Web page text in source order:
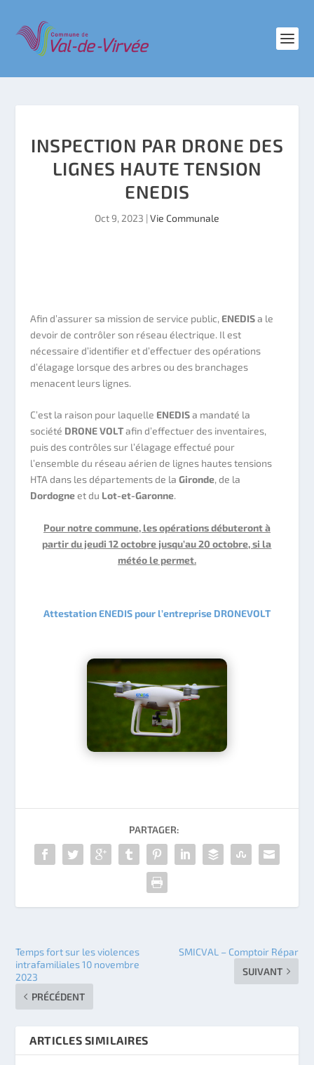
INSPECTION PAR DRONE DES
LIGNES HAUTE TENSION
ENEDIS
Oct 9, 2023 | Vie Communale
Afin d’assurer sa mission de service public, ENEDISa le
devoir de contrôler son réseau électrique. Il est
nécessaire d’identifier et d’effectuer des opérations
d’élagage lorsque des arbres ou des branchages
menacent leurs lignes.
C’est la raison pour laquelle ENEDISa mandaté la
société DRONE VOLTafin d’effectuer des inventaires,
puis des contrôles sur l’élagage effectué pour
l’ensemble du réseau aérien de lignes hautes tensions
HTA dans les départements de la Gironde, de la
Dordogneet du Lot-et-Garonne.
Pour notre commune, les opérations débuteront à
partir du jeudi 12 octobre jusqu’au 20 octobre, si la
météo le permet.
Attestation ENEDIS pour l’entreprise DRONEVOLT
PARTAGER:
Temps fort sur les violences
intrafamiliales 10 novembre
2023
PRÉCÉDENT
SMICVAL – Comptoir Répar
SUIVANT
ARTICLES SIMILAIRES